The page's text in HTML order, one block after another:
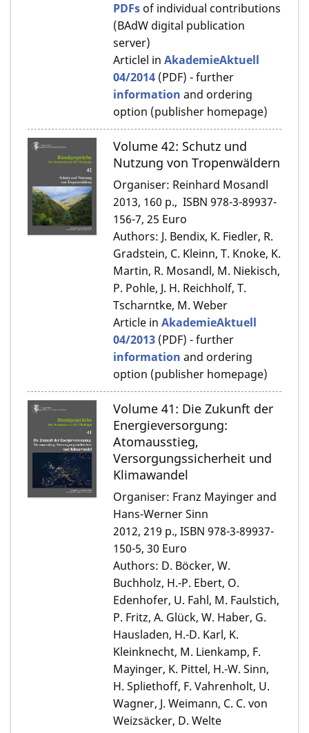
PDFs of individual contributions
(BAdW digital publication
server)
Articlel in AkademieAktuell
04/2014 (PDF) - further
information and ordering
option (publisher homepage)
Volume 42: Schutz und
Nutzung von Tropenwäldern
Organiser: Reinhard Mosandl
2013, 160 p., ISBN 978-3-89937-
156-7, 25 Euro
Authors: J. Bendix, K. Fiedler, R.
Gradstein, C. Kleinn, T. Knoke, K.
Martin, R. Mosandl, M. Niekisch,
P. Pohle, J. H. Reichholf, T.
Tscharntke, M. Weber
Article in AkademieAktuell
04/2013 (PDF) - further
information and ordering
option (publisher homepage)
Volume 41: Die Zukunft der
Energieversorgung:
Atomausstieg,
Versorgungssicherheit und
Klimawandel
Organiser: Franz Mayinger and
Hans-Werner Sinn
2012, 219 p., ISBN 978-3-89937-
150-5, 30 Euro
Authors: D. Böcker, W.
Buchholz, H.-P. Ebert, O.
Edenhofer, U. Fahl, M. Faulstich,
P. Fritz, A. Glück, W. Haber, G.
Hausladen, H.-D. Karl, K.
Kleinknecht, M. Lienkamp, F.
Mayinger, K. Pittel, H.-W. Sinn,
H. Spliethoff, F. Vahrenholt, U.
Wagner, J. Weimann, C. C. von
Weizsäcker, D. Welte